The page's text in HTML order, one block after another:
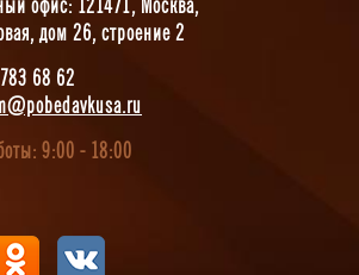
офис: 121471, Москва,
дом 26, строение 2
68 62
9:00 - 18:00